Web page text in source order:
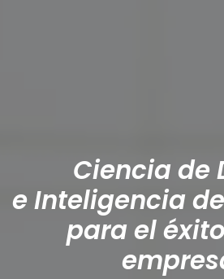
Ciencia de
e Inteligencia
para el